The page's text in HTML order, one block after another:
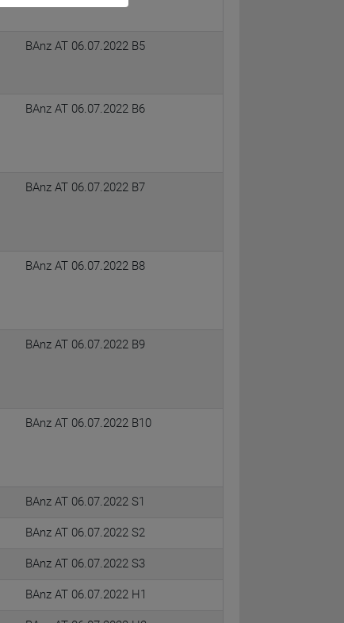
BAnz AT 06.07.2022 B5
BAnz AT 06.07.2022 B6
BAnz AT 06.07.2022 B7
BAnz AT 06.07.2022 B8
BAnz AT 06.07.2022 B9
BAnz AT 06.07.2022 B10
BAnz AT 06.07.2022 S1
BAnz AT 06.07.2022 S2
BAnz AT 06.07.2022 S3
BAnz AT 06.07.2022 H1